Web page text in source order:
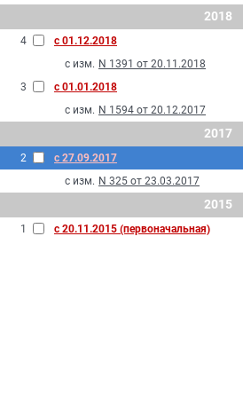
2018
4
с 01.12.2018
с изм. N 1391 от 20.11.2018
3
с 01.01.2018
с изм. N 1594 от 20.12.2017
2017
2
с 27.09.2017
с изм. N 325 от 23.03.2017
2015
1 с 20.11.2015 (первоначальная)